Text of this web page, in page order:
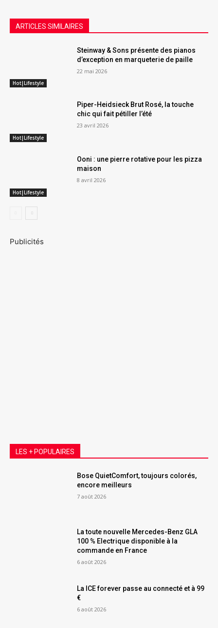
ARTICLES SIMILAIRES
Hot|Lifestyle
Steinway & Sons présente des pianos
d’exception en marqueterie de paille
22 mai 2026
Hot|Lifestyle
Piper-Heidsieck Brut Rosé, la touche
chic qui fait pétiller l’été
23 avril 2026
Hot|Lifestyle
Ooni : une pierre rotative pour les pizza
maison
8 avril 2026
Publicités
LES + POPULAIRES
Bose QuietComfort, toujours colorés,
encore meilleurs
7 août 2026
La toute nouvelle Mercedes-Benz GLA
100 % Electrique disponible à la
commande en France
6 août 2026
La ICE forever passe au connecté et à 99
€
6 août 2026